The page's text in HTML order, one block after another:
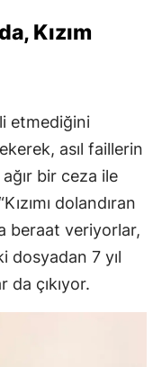
Kızım
etmediğini
asıl faillerin
ağır bir ceza ile
dolandıran
beraat veriyorlar,
dosyadan 7 yıl
da çıkıyor.